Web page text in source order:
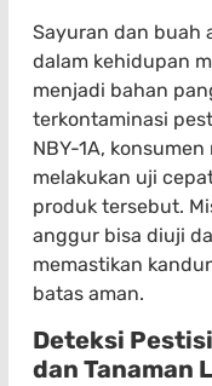
Sayuran dan buah
dalam kehidupan
menjadi bahan
terkontaminasi
NBY-1A,
melakukan uji
produk tersebut.
anggur bisa diuji
memastikan
batas aman.
Deteksi
dan Tanaman